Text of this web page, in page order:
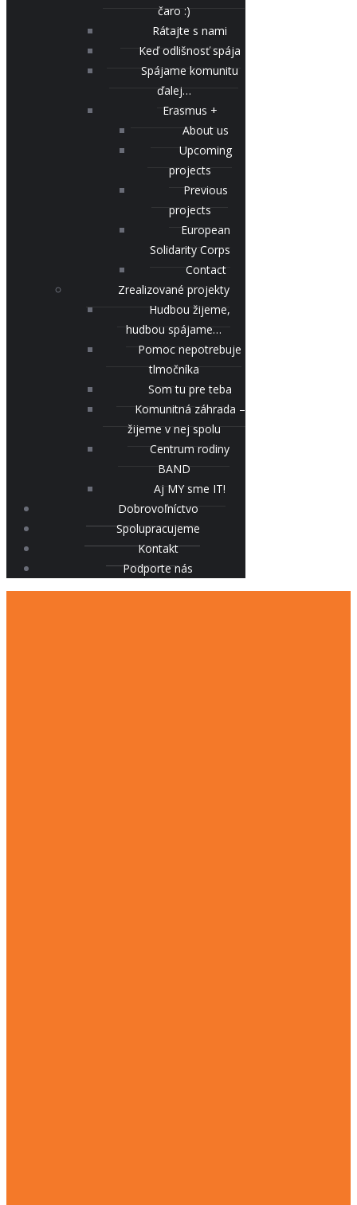
čaro :)
Rátajte s nami
Keď odlišnosť spája
Spájame komunitu
ďalej…
Erasmus +
About us
Upcoming
projects
Previous
projects
European
Solidarity Corps
Contact
Zrealizované projekty
Hudbou žijeme,
hudbou spájame…
Pomoc nepotrebuje
tlmočníka
Som tu pre teba
Komunitná záhrada –
žijeme v nej spolu
Centrum rodiny
BAND
Aj MY sme IT!
Dobrovoľníctvo
Spolupracujeme
Kontakt
Podporte nás